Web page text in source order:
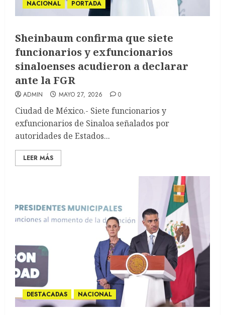
NACIONAL PORTADA
Sheinbaum confirma que siete
funcionarios y exfuncionarios
sinaloenses acudieron a declarar
ante la FGR
ADMIN MAYO 27, 2026 0
Ciudad de México.- Siete funcionarios y
exfuncionarios de Sinaloa señalados por
autoridades de Estados...
LEER MÁS
DESTACADAS NACIONAL